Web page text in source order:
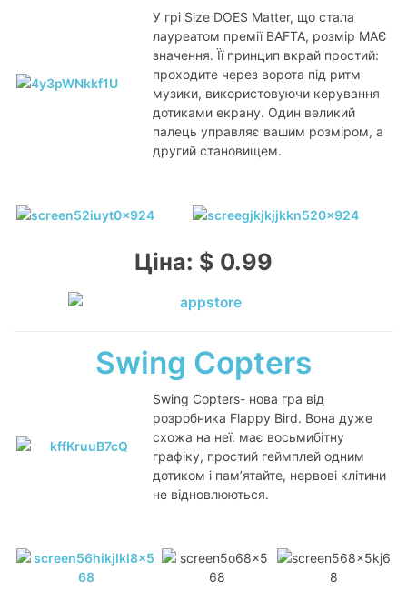
У грі Size DOES Matter, що стала
лауреатом премії BAFTA, розмір МАЄ
значення. Її принцип вкрай простий:
проходите через ворота під ритм
музики, використовуючи керування
дотиками екрану. Один великий
палець управляє вашим розміром, а
другий становищем.
Ціна: $ 0.99
Swing Copters
Swing Copters- нова гра від
розробника Flappy Bird. Вона дуже
схожа на неї: має восьмибітну
графіку, простий геймплей одним
дотиком і пам’ятайте, нервові клітини
не відновлюються.